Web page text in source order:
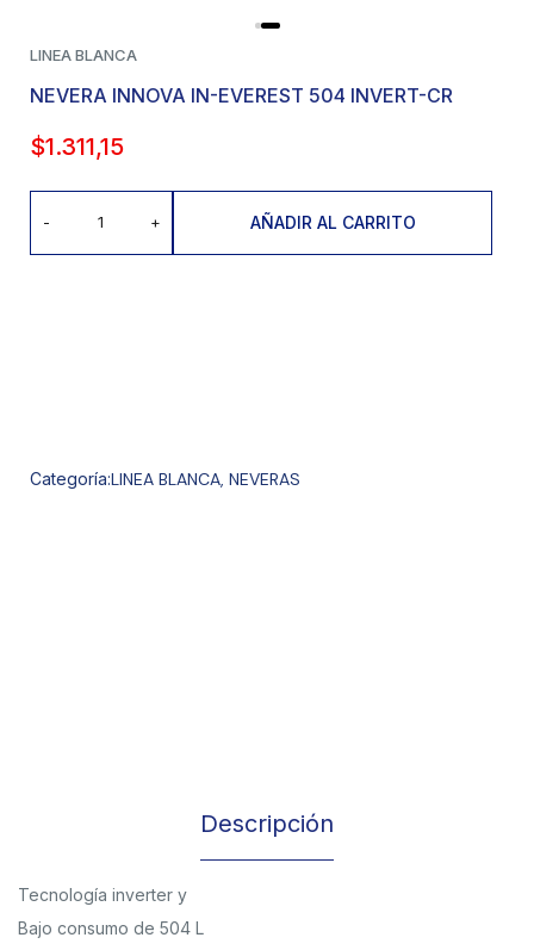
LINEA BLANCA
NEVERA INNOVA IN-EVEREST 504 INVERT-CR
$1.311,15
- + AÑADIR AL CARRITO
Categoría:LINEA BLANCA, NEVERAS
Descripción
Tecnología inverter y
Bajo consumo de 504 L